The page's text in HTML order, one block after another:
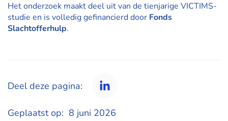
Het onderzoek maakt deel uit van de tienjarige VICTIMS-
studie en is volledig gefinancierd door Fonds
Slachtofferhulp.
Deel deze pagina:
LinkedIn
Geplaatst op: 8 juni 2026